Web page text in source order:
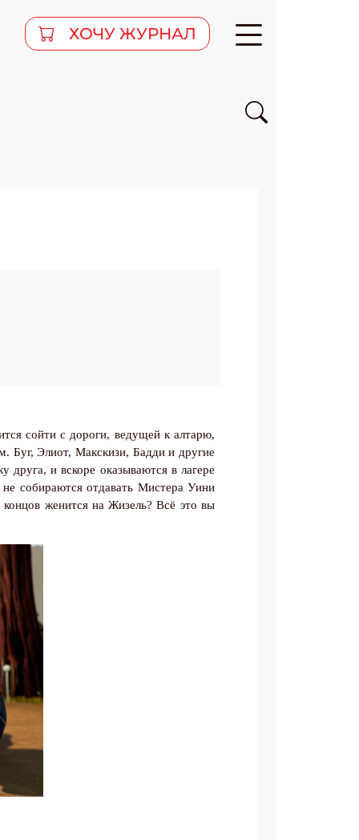
ХОЧУ ЖУРНАЛ
сойти с дороги, ведущей к алтарю,
Буг, Элиот, Макскизи, Бадди и другие
друга, и вскоре оказываются в лагере
собираются отдавать Мистера Уини
женится на Жизель? Всё это вы